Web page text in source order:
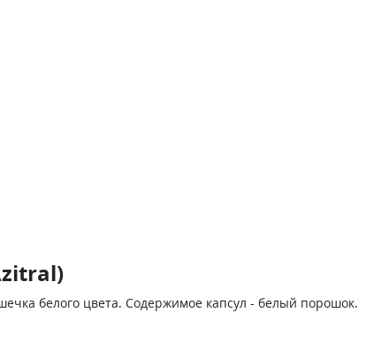
белого цвета. Содержимое капсул - белый порошок.